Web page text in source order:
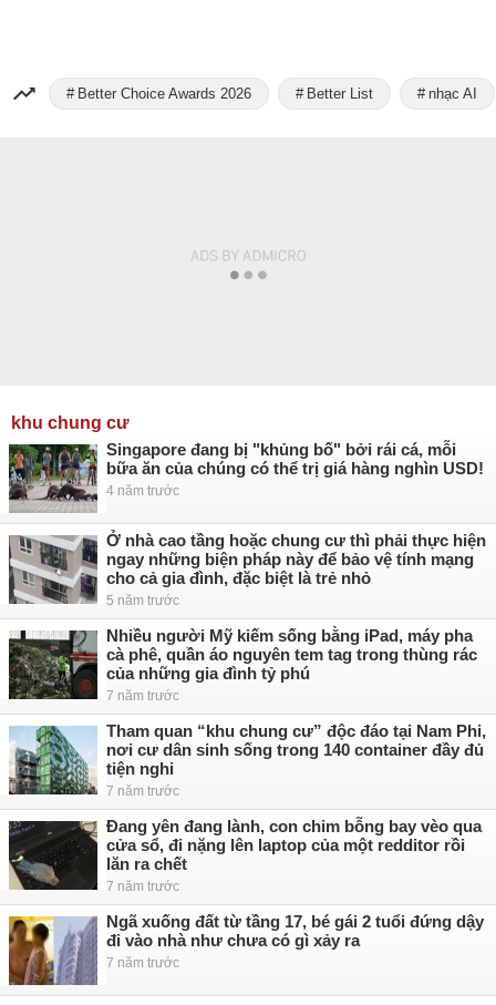
Better Choice Awards 2026 Better List nhạc AI
khu chung cư
Singapore đang bị "khủng bố" bởi rái cá, mỗi
bữa ăn của chúng có thể trị giá hàng nghìn USD!
4 năm trước
Ở nhà cao tầng hoặc chung cư thì phải thực hiện
ngay những biện pháp này để bảo vệ tính mạng
cho cả gia đình, đặc biệt là trẻ nhỏ
5 năm trước
Nhiều người Mỹ kiếm sống bằng iPad, máy pha
cà phê, quần áo nguyên tem tag trong thùng rác
của những gia đình tỷ phú
7 năm trước
Tham quan “khu chung cư” độc đáo tại Nam Phi,
nơi cư dân sinh sống trong 140 container đầy đủ
tiện nghi
7 năm trước
Đang yên đang lành, con chim bỗng bay vèo qua
cửa sổ, đi nặng lên laptop của một redditor rồi
lăn ra chết
7 năm trước
Ngã xuống đất từ tầng 17, bé gái 2 tuổi đứng dậy
đi vào nhà như chưa có gì xảy ra
7 năm trước